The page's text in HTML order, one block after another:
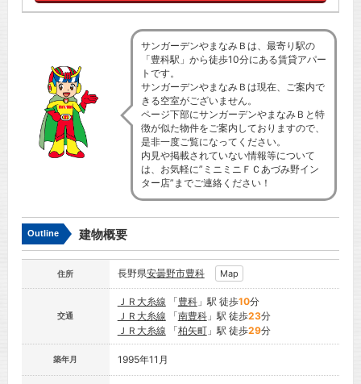
サンガーデンやまなみＢは、最寄り駅の
「豊科駅」から徒歩10分にある賃貸アパー
トです。
サンガーデンやまなみＢは現在、ご案内で
きる空室がございません。
ページ下部にサンガーデンやまなみＢと特
徴が似た物件をご案内しておりますので、
是非一度ご覧になってください。
内見や掲載されていない情報等について
は、お気軽に”ミニミニＦＣあづみ野イン
ター店”までご連絡ください！
Outline 建物概要
住所 長野県安曇野市豊科 Map
交通
ＪＲ大糸線 「豊科」駅 徒歩10分
ＪＲ大糸線 「南豊科」駅 徒歩23分
ＪＲ大糸線 「柏矢町」駅 徒歩29分
築年月 1995年11月